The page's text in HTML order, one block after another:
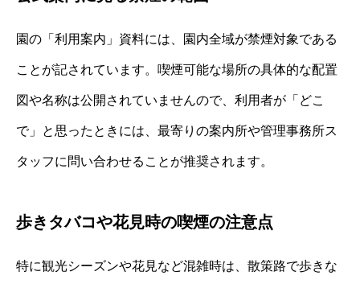
園の「利用案内」資料には、園内全域が禁煙対象である
ことが記されています。喫煙可能な場所の具体的な配置
図や名称は公開されていませんので、利用者が「どこ
で」と思ったときには、最寄りの案内所や管理事務所ス
タッフに問い合わせることが推奨されます。
歩きタバコや花見時の喫煙の注意点
特に観光シーズンや花見など混雑時は、散策路で歩きな